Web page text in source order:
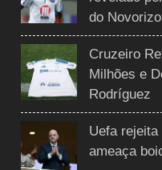
do
Cruzeiro
Milhões e
Rodríguez
Uefa
ameaça